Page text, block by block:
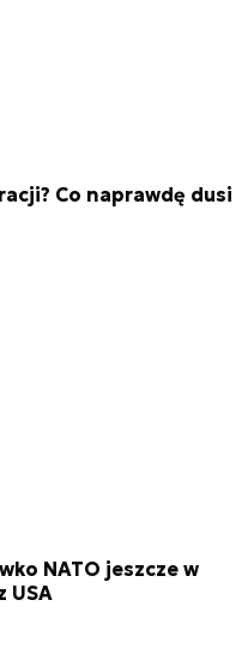
Co naprawdę dusi
NATO jeszcze w
USA